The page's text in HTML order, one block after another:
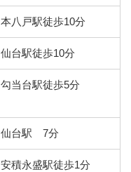
本八戸駅徒歩10分
仙台駅徒歩10分
勾当台駅徒歩5分
仙台駅 7分
安積永盛駅徒歩1分